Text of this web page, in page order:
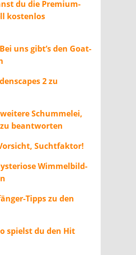
du die Premium-
kostenlos
uns gibt’s den Goat-
2 zu
Schummelei,
beantworten
Suchtfaktor!
Wimmelbild-
Tipps zu den
spielst du den Hit